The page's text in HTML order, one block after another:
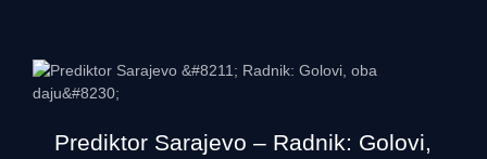
Prediktor Sarajevo – Radnik: Golovi,